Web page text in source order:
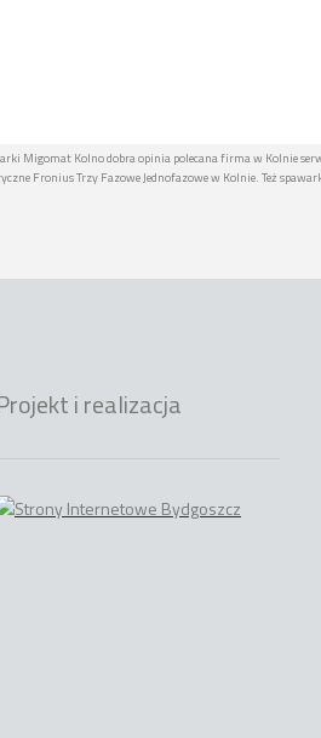
Migomat Kolno dobra opinia polecana firma w Kolnie
Fronius Trzy Fazowe Jednofazowe w Kolnie. Też
i realizacja